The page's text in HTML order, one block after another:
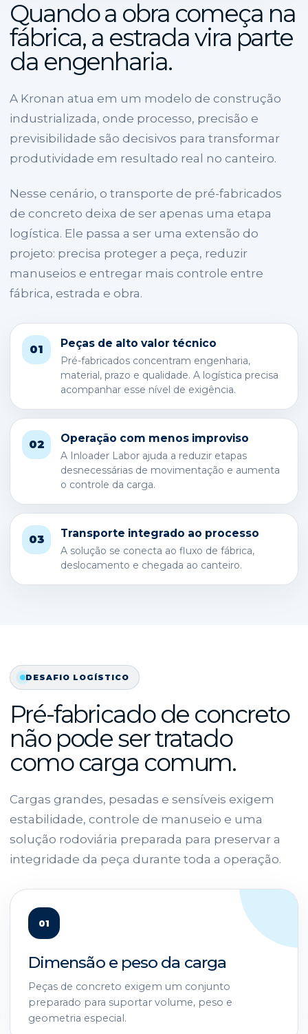
Quando a obra começa na
fábrica, a estrada vira parte
da engenharia.
A Kronan atua em um modelo de construção
industrializada, onde processo, precisão e
previsibilidade são decisivos para transformar
produtividade em resultado real no canteiro.
Nesse cenário, o transporte de pré-fabricados
de concreto deixa de ser apenas uma etapa
logística. Ele passa a ser uma extensão do
projeto: precisa proteger a peça, reduzir
manuseios e entregar mais controle entre
fábrica, estrada e obra.
01 Peças de alto valor técnico
Pré-fabricados concentram engenharia,
material, prazo e qualidade. A logística precisa
acompanhar esse nível de exigência.
02 Operação com menos improviso
A Inloader Labor ajuda a reduzir etapas
desnecessárias de movimentação e aumenta
o controle da carga.
03 Transporte integrado ao processo
A solução se conecta ao fluxo de fábrica,
deslocamento e chegada ao canteiro.
DESAFIO LOGÍSTICO
Pré-fabricado de concreto
não pode ser tratado
como carga comum.
Cargas grandes, pesadas e sensíveis exigem
estabilidade, controle de manuseio e uma
solução rodoviária preparada para preservar a
integridade da peça durante toda a operação.
01
Dimensão e peso da carga
Peças de concreto exigem um conjunto
preparado para suportar volume, peso e
geometria especial.